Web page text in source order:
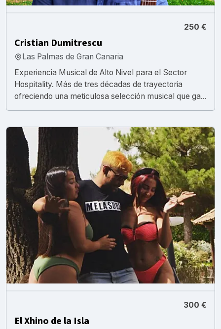
250 €
Cristian Dumitrescu
Las Palmas de Gran Canaria
Experiencia Musical de Alto Nivel para el Sector
Hospitality. Más de tres décadas de trayectoria
ofreciendo una meticulosa selección musical que ga...
300 €
El Xhino de la Isla